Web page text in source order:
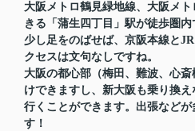
大阪メトロ鶴見緑地線、大阪メ
きる「蒲生四丁目」駅が徒歩圏内
少し足をのばせば、京阪本線と
クセスは文句なしですね。
大阪の都心部（梅田、難波、心
けできますし、新大阪も乗り換え
行くことができます。出張など
す！